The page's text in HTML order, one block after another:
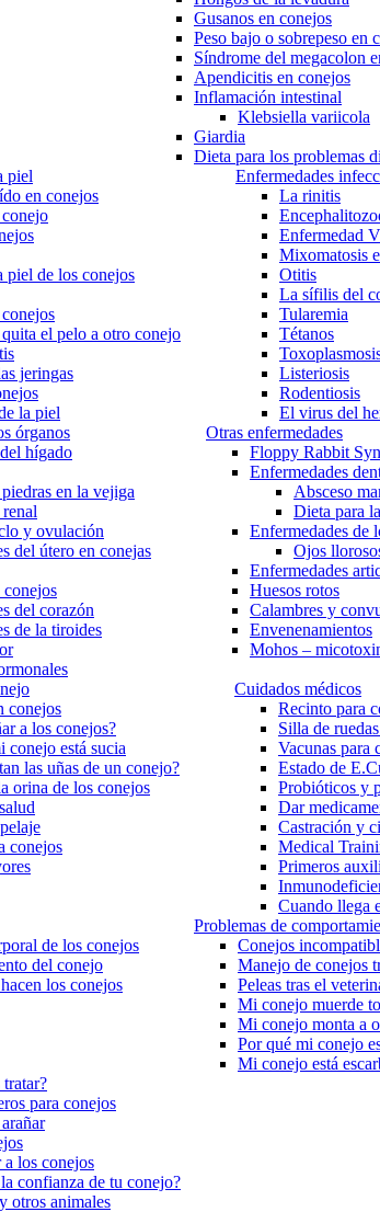
Gusanos en conejos
Peso bajo o sobrepeso en
Síndrome del megacolon
Apendicitis en conejos
Inflamación intestinal
Klebsiella variicola
Giardia
Dieta para los problemas
piel
en conejos
piel de los conejos
el pelo a otro conejo
jeringas
la piel
Enfermedades
La rinitis
Enfermedad
Mixomatosis
Otitis
La sífilis del
Tularemia
Tétanos
Listeriosis
Rodentiosis
El virus del
órganos
hígado
en la vejiga
y ovulación
del útero en conejas
del corazón
de la tiroides
Otras enfermedades
Floppy Rabbit
Enfermedades
Absceso
Dieta para
Enfermedades de
Ojos
Enfermedades
Huesos rotos
Calambres y
Envenenamientos
Mohos –
conejos
a los conejos?
conejo está sucia
las uñas de un conejo?
orina de los conejos
conejos
Cuidados médicos
Recinto para
Silla de
Vacunas para
Estado de
Probióticos y
Dar
Castración y
Medical
Primeros
Cuando llega
de los conejos
del conejo
los conejos
Problemas de
Conejos
Manejo de conejos
Peleas tras el
Mi conejo muerde
Mi conejo monta a
Por qué mi conejo
Mi conejo está
para conejos
los conejos
confianza de tu conejo?
otros animales